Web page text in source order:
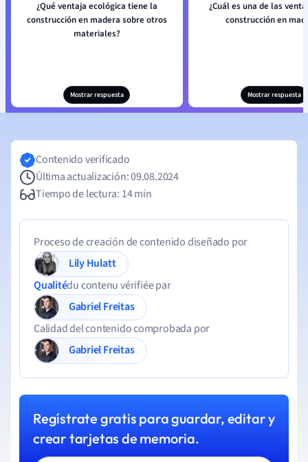
¿Qué ventaja ecológica tiene la
construcción en madera sobre otros
materiales?
Mostrar respuesta
¿Cuál es una de las
construcción en
Mostrar respuesta
Contenido verificado
Última actualización: 09.08.2024
Tiempo de lectura: 14 min
Proceso de creación de contenido diseñado por
Lily Hulatt
Qualitédu contenu vérifiée par
Gabriel Freitas
Calidad del contenido comprobada por
Gabriel Freitas
Regístrate gratis para guardar, editar y
crear tarjetas de memoria.